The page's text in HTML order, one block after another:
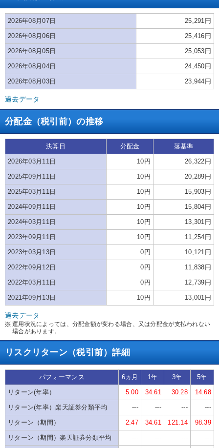
2026年08月07日 25,291円
2026年08月06日 25,416円
2026年08月05日 25,053円
2026年08月04日 24,450円
2026年08月03日 23,944円
過去データ
分配金（税引前）の推移
決算日 分配金 落基準
2026年03月11日 10円 26,322円
2025年09月11日 10円 20,289円
2025年03月11日 10円 15,903円
2024年09月11日 10円 15,804円
2024年03月11日 10円 13,301円
2023年09月11日 10円 11,254円
2023年03月13日 0円 10,121円
2022年09月12日 0円 11,838円
2022年03月11日 0円 12,739円
2021年09月13日 10円 13,001円
過去データ
運用状況によっては、分配金額が変わる場合、又は分配金が支払われない
場合があります。
リスクリターン（税引前）詳細
パフォーマンス 6ヵ月 1年 3年 5年
リターン(年率） 5.00 34.61 30.28 14.68
リターン(年率）楽天証券分類平均 --- --- --- ---
リターン（期間） 2.47 34.61 121.14 98.39
リターン（期間）楽天証券分類平均 --- --- --- ---